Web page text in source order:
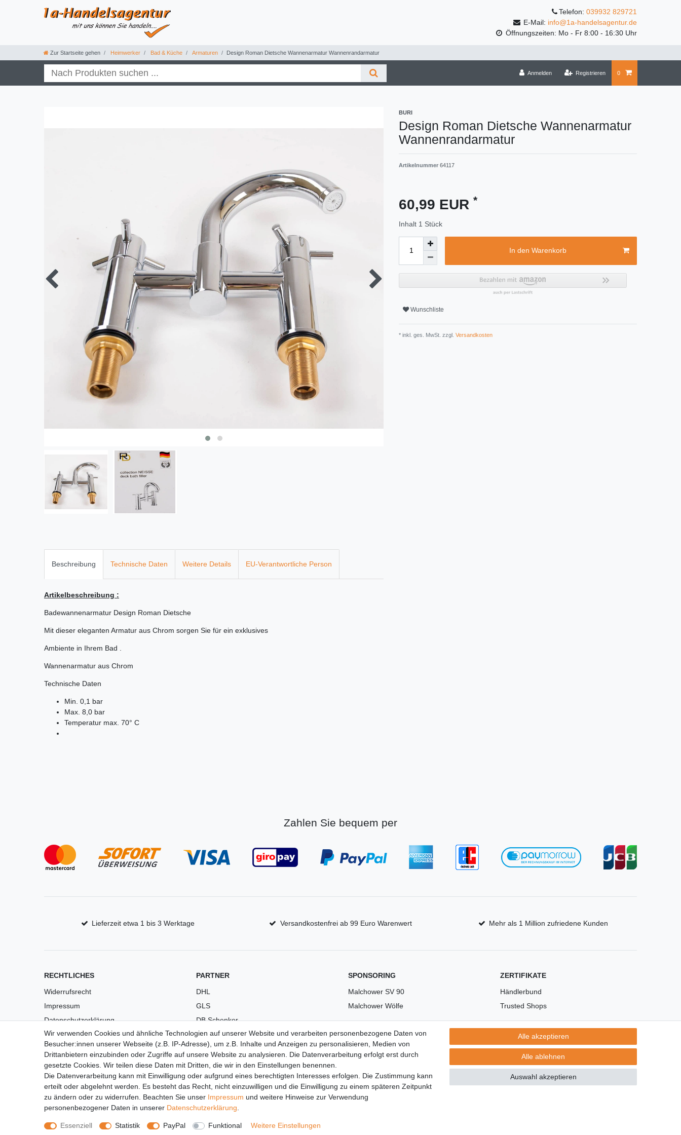
Telefon: 039932 829721
E-Mail: info@1a-handelsagentur.de
Öffnungszeiten: Mo - Fr 8:00 - 16:30 Uhr
Zur Startseite gehen Heimwerker Bad & Küche Armaturen Design Roman Dietsche Wannenarmatur Wannenrandarmatur
Anmelden Registrieren 0
BURI
Design Roman Dietsche Wannenarmatur
Wannenrandarmatur
Artikelnummer 64117
60,99 EUR *
Inhalt 1 Stück
In den Warenkorb
Wunschliste
* inkl. ges. MwSt. zzgl. Versandkosten
Beschreibung Technische Daten Weitere Details EU-Verantwortliche Person
Artikelbeschreibung :
Badewannenarmatur Design Roman Dietsche
Mit dieser eleganten Armatur aus Chrom sorgen Sie für ein exklusives
Ambiente in Ihrem Bad .
Wannenarmatur aus Chrom
Technische Daten
Min. 0,1 bar
Max. 8,0 bar
Temperatur max. 70° C
Zahlen Sie bequem per
Lieferzeit etwa 1 bis 3 Werktage Versandkostenfrei ab 99 Euro Warenwert Mehr als 1 Million zufriedene Kunden
RECHTLICHES
Widerrufsrecht
Impressum
Datenschutzerklärung
AGB
Versandkosten
Barrierefreiheit
Anleitungen
Vertrag widerrufen
PARTNER
DHL
GLS
DB Schenker
PaketPLUS
SPONSORING
Malchower SV 90
Malchower Wölfe
ZERTIFIKATE
Händlerbund
Trusted Shops
Wir verwenden Cookies und ähnliche Technologien auf unserer Website und verarbeiten personenbezogene Daten von
Besucher:innen unserer Webseite (z.B. IP-Adresse), um z.B. Inhalte und Anzeigen zu personalisieren, Medien von
Drittanbietern einzubinden oder Zugriffe auf unsere Website zu analysieren. Die Datenverarbeitung erfolgt erst durch
gesetzte Cookies. Wir teilen diese Daten mit Dritten, die wir in den Einstellungen benennen.
Die Datenverarbeitung kann mit Einwilligung oder aufgrund eines berechtigten Interesses erfolgen. Die Zustimmung kann
erteilt oder abgelehnt werden. Es besteht das Recht, nicht einzuwilligen und die Einwilligung zu einem späteren Zeitpunkt
zu ändern oder zu widerrufen. Beachten Sie unser Impressum und weitere Hinweise zur Verwendung
personenbezogener Daten in unserer Daten­schutz­erklärung
Essenziell Statistik PayPal Funktional Weitere Einstellungen
Alle akzeptieren
Alle ablehnen
Auswahl akzeptieren